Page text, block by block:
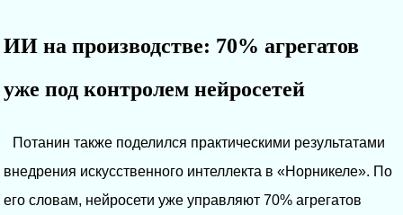
ИИ на производстве: 70% агрегатов
уже под контролем нейросетей
Потанин также поделился практическими результатами
внедрения искусственного интеллекта в «Норникеле». По
его словам, нейросети уже управляют 70% агрегатов